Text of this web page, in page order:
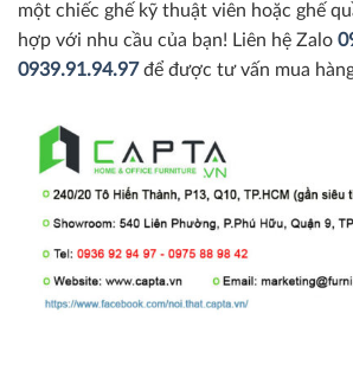
một chiếc ghế kỹ thuật viên hoặc ghế
hợp với nhu cầu của bạn! Liên hệ Zalo
0939.91.94.97 để được tư vấn mua